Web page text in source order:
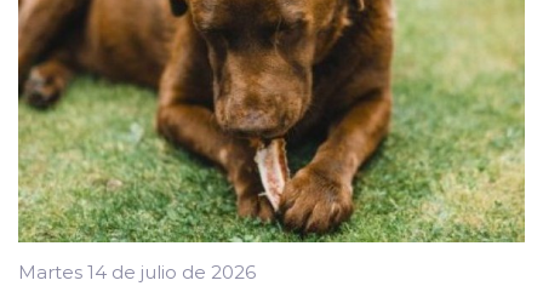
Martes 14 de julio de 2026